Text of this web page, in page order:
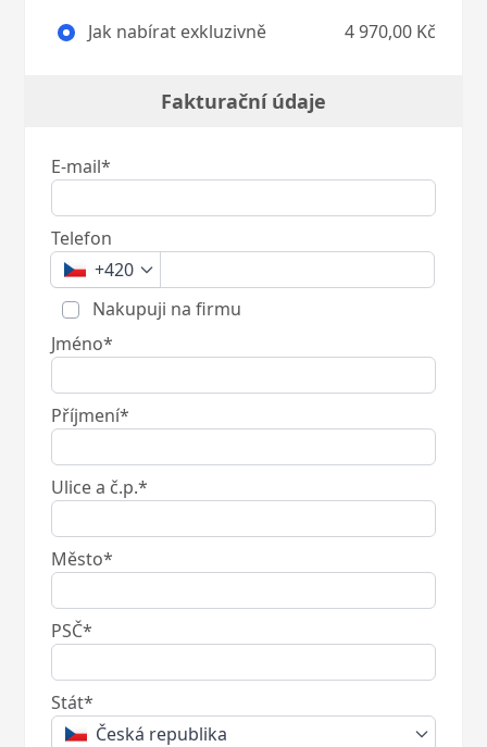
Jak nabírat exkluzivně 4 970,00 Kč
Fakturační údaje
E-mail*
Telefon
+420
Nakupuji na firmu
Jméno*
Příjmení*
Ulice a č.p.*
Město*
PSČ*
Stát*
Česká republika